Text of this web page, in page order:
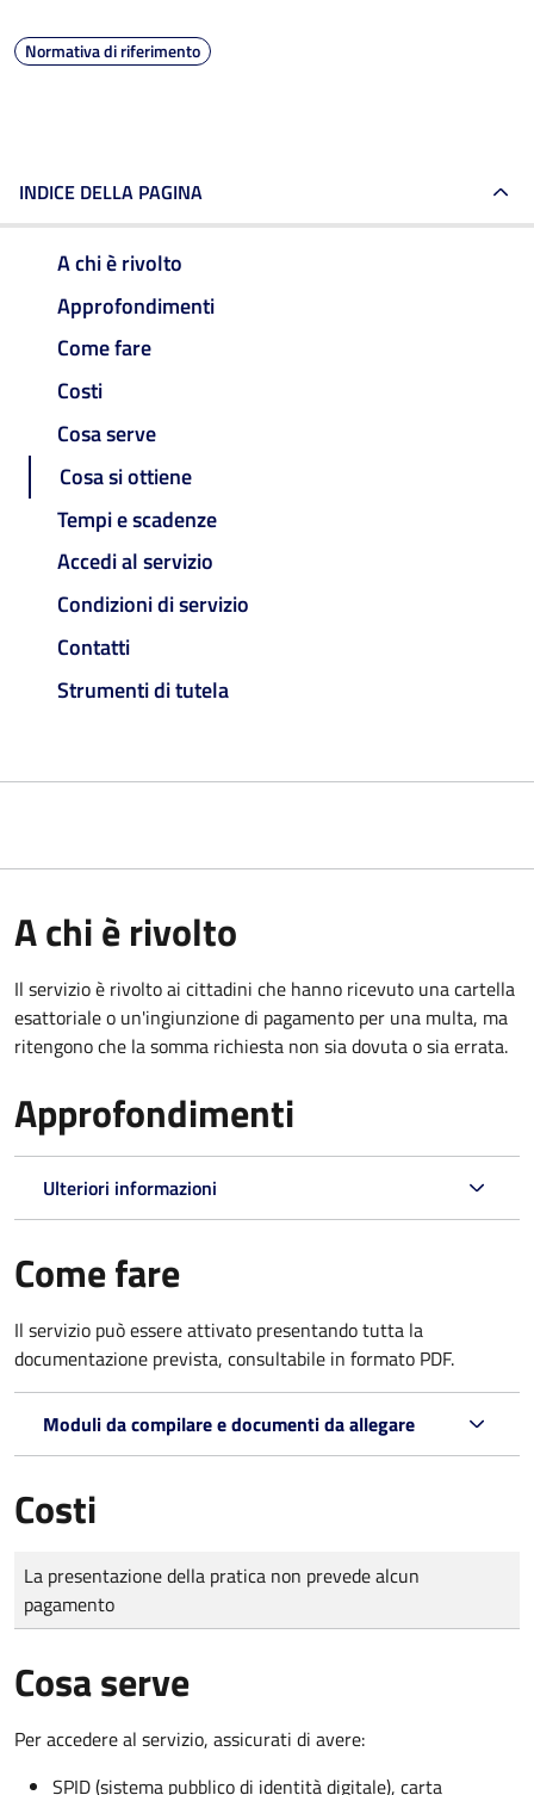
Normativa di riferimento
INDICE DELLA PAGINA
A chi è rivolto
Approfondimenti
Come fare
Costi
Cosa serve
Cosa si ottiene
Tempi e scadenze
Accedi al servizio
Condizioni di servizio
Contatti
Strumenti di tutela
A chi è rivolto
Il servizio è rivolto ai cittadini che hanno ricevuto una cartella
esattoriale o un'ingiunzione di pagamento per una multa, ma
ritengono che la somma richiesta non sia dovuta o sia errata.
Approfondimenti
Ulteriori informazioni
Come fare
Il servizio può essere attivato presentando tutta la
documentazione prevista, consultabile in formato PDF.
Moduli da compilare e documenti da allegare
Costi
Tipo di pagamento
Importo
La presentazione della pratica non prevede alcun
pagamento
Cosa serve
Per accedere al servizio, assicurati di avere:
SPID (sistema pubblico di identità digitale), carta